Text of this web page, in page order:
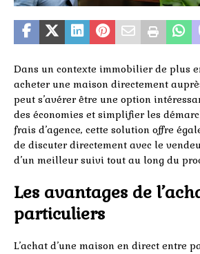
Dans un contexte immobilier de plus
acheter une maison directement
peut s’avérer être une option
des économies et simplifier les
frais d’agence, cette solution offre
de discuter directement avec le
d’un meilleur suivi tout au long du
Les avantages de
particuliers
L’achat d’une maison en direct entre